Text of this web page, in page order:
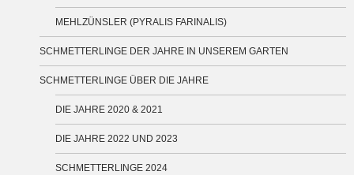
MEHLZÜNSLER (PYRALIS FARINALIS)
SCHMETTERLINGE DER JAHRE IN UNSEREM GARTEN
SCHMETTERLINGE ÜBER DIE JAHRE
DIE JAHRE 2020 & 2021
DIE JAHRE 2022 UND 2023
SCHMETTERLINGE 2024